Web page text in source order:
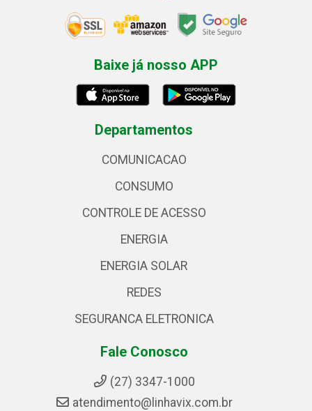
Baixe já nosso APP
Departamentos
COMUNICACAO
CONSUMO
CONTROLE DE ACESSO
ENERGIA
ENERGIA SOLAR
REDES
SEGURANCA ELETRONICA
Fale Conosco
(27) 3347-1000
atendimento@linhavix.com.br